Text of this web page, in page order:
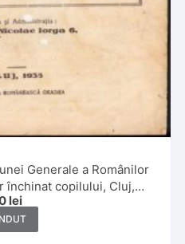
Generale a Românilor
închinat copilului, Cluj,
Oradea
lei